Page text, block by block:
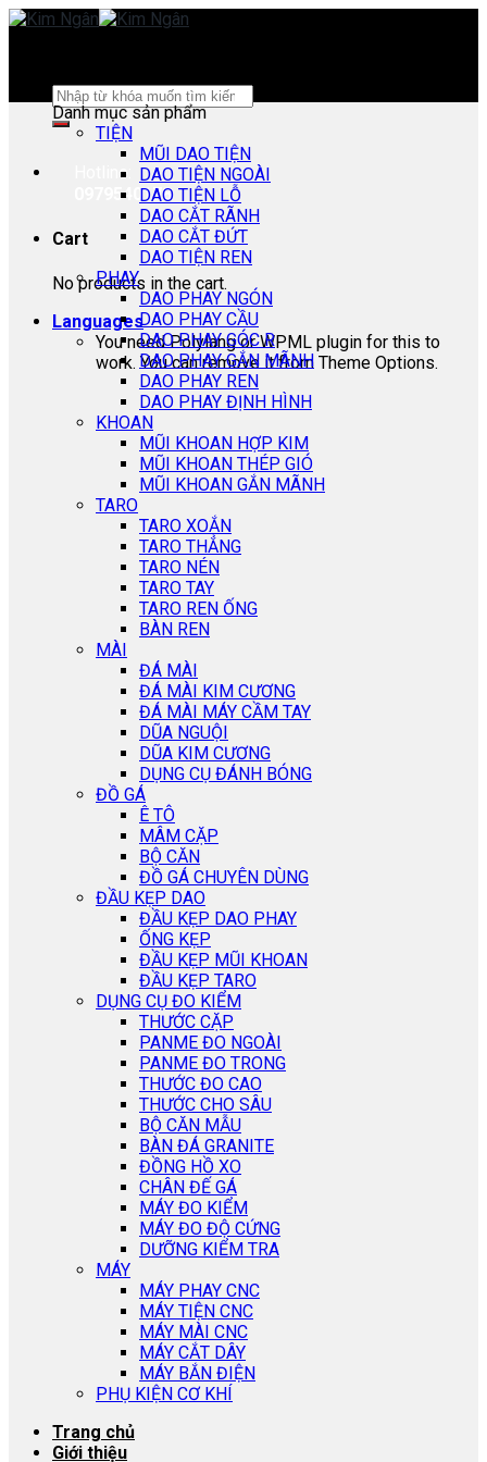
Skip
Search
for:
Hotline:
0979540178
Cart
No products in the cart.
Languages
You need Polylang or WPML plugin for this to
work. You can remove it from Theme Options.
Danh mục sản phẩm
TIỆN
MŨI DAO TIỆN
DAO TIỆN NGOÀI
DAO TIỆN LỖ
DAO CẮT RÃNH
DAO CẮT ĐỨT
DAO TIỆN REN
PHAY
DAO PHAY NGÓN
DAO PHAY CẦU
DAO PHAY GÓC R
DAO PHAY GẮN MÃNH
DAO PHAY REN
DAO PHAY ĐỊNH HÌNH
KHOAN
MŨI KHOAN HỢP KIM
MŨI KHOAN THÉP GIÓ
MŨI KHOAN GẮN MÃNH
TARO
TARO XOẮN
TARO THẲNG
TARO NÉN
TARO TAY
TARO REN ỐNG
BÀN REN
MÀI
ĐÁ MÀI
ĐÁ MÀI KIM CƯƠNG
ĐÁ MÀI MÁY CẦM TAY
DŨA NGUỘI
DŨA KIM CƯƠNG
DỤNG CỤ ĐÁNH BÓNG
ĐỒ GÁ
Ê TÔ
MÂM CẶP
BỘ CĂN
ĐỒ GÁ CHUYÊN DÙNG
ĐẦU KẸP DAO
ĐẦU KẸP DAO PHAY
ỐNG KẸP
ĐẦU KẸP MŨI KHOAN
ĐẦU KẸP TARO
DỤNG CỤ ĐO KIỂM
THƯỚC CẶP
PANME ĐO NGOÀI
PANME ĐO TRONG
THƯỚC ĐO CAO
THƯỚC CHO SÂU
BỘ CĂN MẪU
BÀN ĐÁ GRANITE
ĐỒNG HỒ XO
CHÂN ĐẾ GÁ
MÁY ĐO KIỂM
MÁY ĐO ĐỘ CỨNG
DƯỠNG KIỂM TRA
MÁY
MÁY PHAY CNC
MÁY TIỆN CNC
MÁY MÀI CNC
MÁY CẮT DÂY
MÁY BẮN ĐIỆN
PHỤ KIỆN CƠ KHÍ
Trang chủ
Giới thiệu